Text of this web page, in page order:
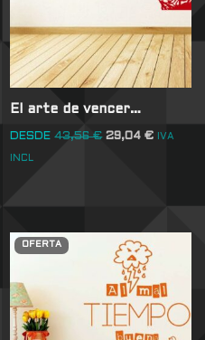
El arte de vencer…
DESDE 43,56€ 29,04€ IVA
INCL
OFERTA